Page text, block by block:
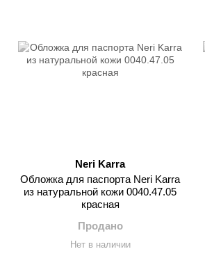
Neri Karra
Обложка для паспорта Neri Karra
из натуральной кожи 0040.47.05
красная
Продано
Нет в наличии